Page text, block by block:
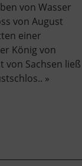
von Wasser
von August
einer
König von
von Sachsen ließ
»